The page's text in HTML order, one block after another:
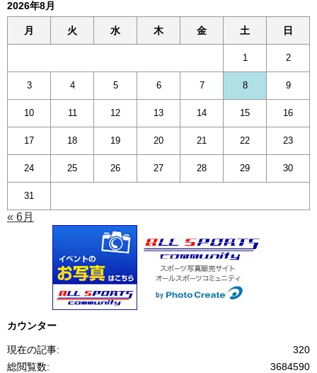
2026年8月
月 火 水 木 金 土 日
1 2
3 4 5 6 7 8 9
10 11 12 13 14 15 16
17 18 19 20 21 22 23
24 25 26 27 28 29 30
31
« 6月
カウンター
320
現在の記事:
3684590
総閲覧数: